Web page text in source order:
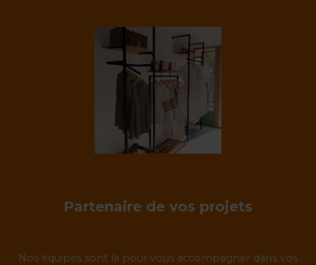
Partenaire de vos projets
Nos équipes sont là pour vous accompagner dans vos